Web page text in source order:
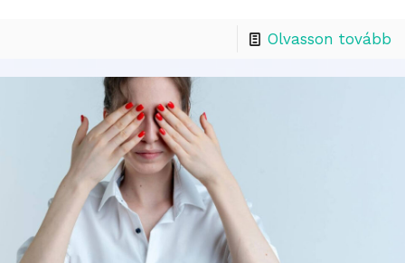
Olvasson tovább